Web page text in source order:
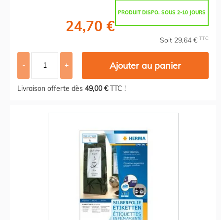
PRODUIT DISPO. SOUS 2-10 JOURS
24,70 €
Soit 29,64 € TTC
- + Ajouter au panier
Livraison offerte dès 49,00 €TTC !